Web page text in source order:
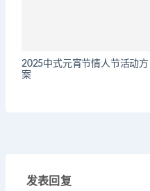
2025中式元宵节情人节活动方
案
发表回复